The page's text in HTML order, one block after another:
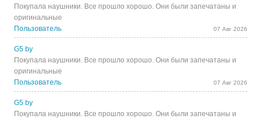
Покупала наушники. Все прошло хорошо. Они были запечатаны и
оригинальные
Пользователь
07 Авг 2026
G5 by
Покупала наушники. Все прошло хорошо. Они были запечатаны и
оригинальные
Пользователь
07 Авг 2026
G5 by
Покупала наушники. Все прошло хорошо. Они были запечатаны и